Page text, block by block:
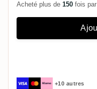
Acheté plus de 150 fois
+10 autres